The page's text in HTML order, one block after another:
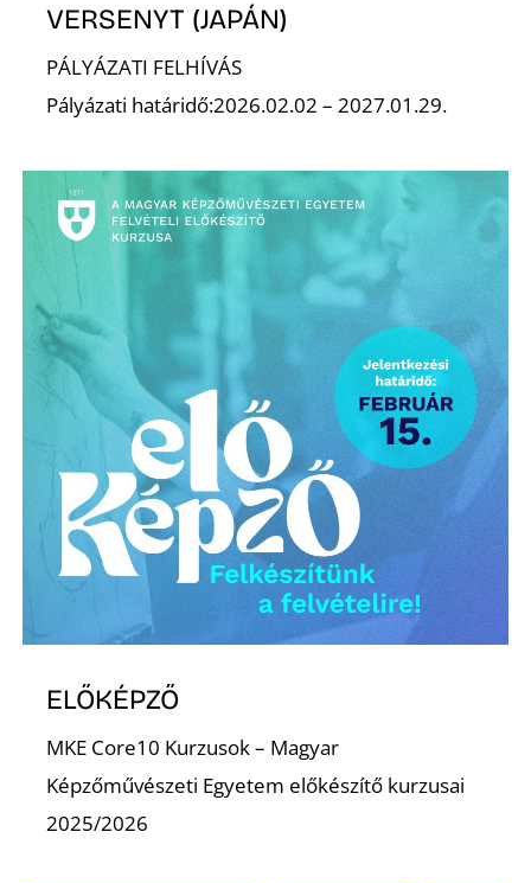
VERSENYT (JAPÁN)
PÁLYÁZATI FELHÍVÁS
Pályázati határidő:2026.02.02 – 2027.01.29.
ELŐKÉPZŐ
MKE Core10 Kurzusok – Magyar
Képzőművészeti Egyetem előkészítő kurzusai
2025/2026